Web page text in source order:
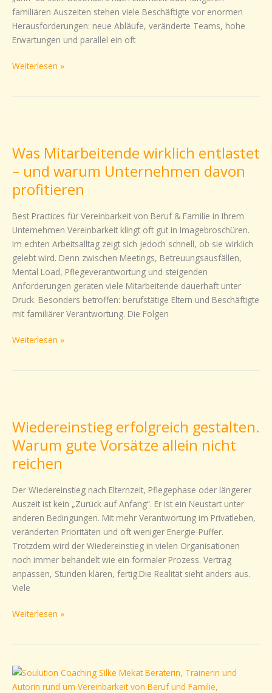
familiären Auszeiten stehen viele Beschäftigte vor enormen
Herausforderungen: neue Abläufe, veränderte Teams, hohe
Erwartungen und parallel ein oft
Weiterlesen »
Was Mitarbeitende wirklich entlastet
– und warum Unternehmen davon
profitieren
Best Practices für Vereinbarkeit von Beruf & Familie in Ihrem
Unternehmen Vereinbarkeit klingt oft gut in Imagebroschüren.
Im echten Arbeitsalltag zeigt sich jedoch schnell, ob sie wirklich
gelebt wird. Denn zwischen Meetings, Betreuungsausfällen,
Mental Load, Pflegeverantwortung und steigenden
Anforderungen geraten viele Mitarbeitende dauerhaft unter
Druck. Besonders betroffen: berufstätige Eltern und Beschäftigte
mit familiärer Verantwortung. Die Folgen
wirklich
und
Unternehmen
davon
profitieren
Weiterlesen »
Wiedereinstieg erfolgreich gestalten.
Warum gute Vorsätze allein nicht
reichen
Der Wiedereinstieg nach Elternzeit, Pflegephase oder längerer
Auszeit ist kein „Zurück auf Anfang“. Er ist ein Neustart unter
anderen Bedingungen. Mit mehr Verantwortung im Privatleben,
veränderten Prioritäten und oft weniger Energie-Puffer.
Trotzdem wird der Wiedereinstieg in vielen Organisationen
noch immer behandelt wie ein formaler Prozess. Vertrag
anpassen, Stunden klären, fertig.Die Realität sieht anders aus.
Viele
gestalten.
Warum
gute
Vorsätze
nicht
reichen
Weiterlesen »
Elternzeit
muss